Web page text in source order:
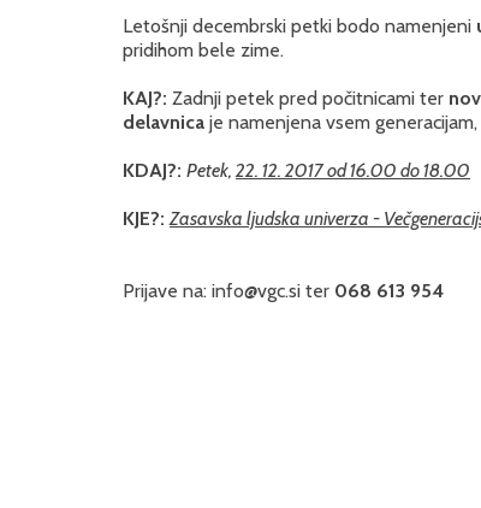
Letošnji decembrski petki bodo namenjeni
pridihom bele zime.
KAJ?: Zadnji petek pred počitnicami ter
delavnica je namenjena vsem
KDAJ?: Petek,22. 12. 2017 od 16.00 do 18.00
KJE?:Zasavska ljudska univerza -
Prijave na: info@vgc.si ter 068 613 954